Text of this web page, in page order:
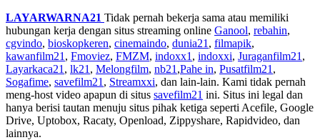
LAYARWARNA21 Tidak pernah bekerja sama atau memiliki
hubungan kerja dengan situs streaming online Ganool, rebahin,
cgvindo, bioskopkeren, cinemaindo, dunia21 , filmapik,
kawanfilm21 , Fmoviez, FMZM, indoxx1 , indoxxi, Juraganfilm21 ,
Layarkaca21 , lk21 , Melongfilm, nb21 ,Pahe in, Pusatfilm21 ,
Sogafime, savefilm21 , Streamxxi, dan lain-lain. Kami tidak pernah
meng-host video apapun di situs savefilm21 ini. Situs ini legal dan
hanya berisi tautan menuju situs pihak ketiga seperti Acefile, Google
Drive, Uptobox, Racaty, Openload, Zippyshare, Rapidvideo, dan
lainnya.